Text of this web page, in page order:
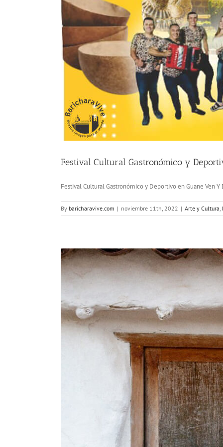
Festival Cultural Gastronómico y
Festival Cultural Gastronómico y Deportivo en Guane Ven
By baricharavive.com | noviembre 11th, 2022 | Arte y Cultura,